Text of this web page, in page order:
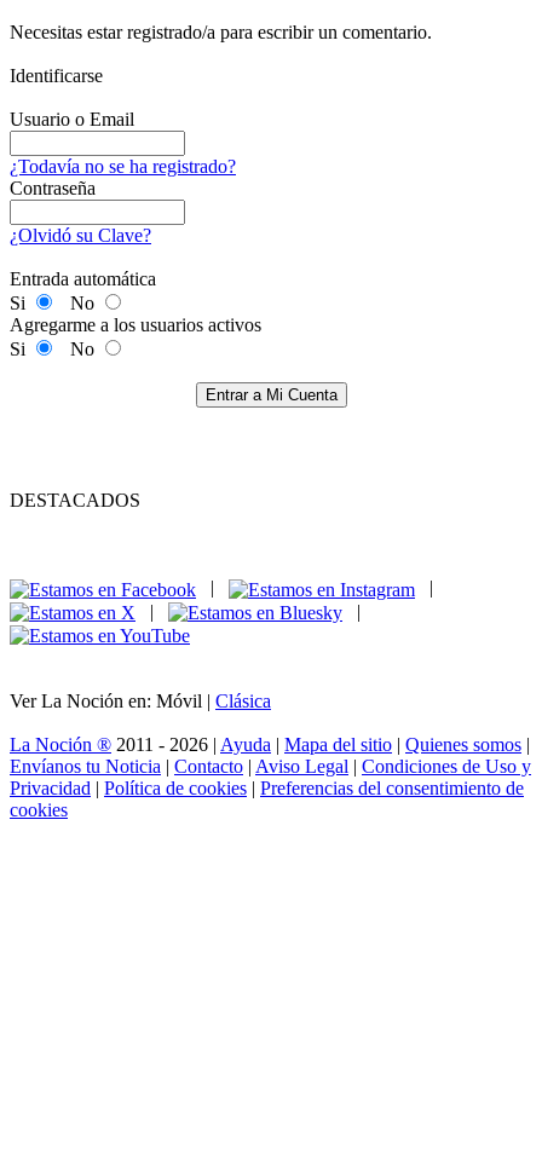
Necesitas estar registrado/a para escribir un comentario.
Identificarse
Usuario o Email
¿Todavía no se ha registrado?
Contraseña
¿Olvidó su Clave?
Entrada automática
Si
No
Agregarme a los usuarios activos
Si
No
Entrar a Mi Cuenta
DESTACADOS
|
|
Ver La Noción en: Móvil | Clásica
La Noción ® 2011 - 2026 | Ayuda | Mapa del sitio | Quienes somos |
Envíanos tu Noticia | Contacto | Aviso Legal | Condiciones de Uso y
Privacidad | Política de cookies | Preferencias del consentimiento de
cookies